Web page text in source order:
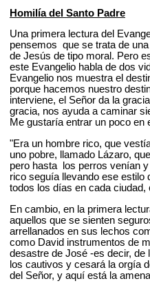
Homilía del Santo Padre
Una primera lectura del
pensemos que se trata de
de Jesús de tipo moral. Pero
este Evangelio habla de dos
Evangelio nos muestra el
porque hacemos nuestro
interviene, el Señor da la
gracia, nos ayuda a caminar
Me gustaría entrar un poco en
"Era un hombre rico, que
uno pobre, llamado Lázaro,
pero hasta los perros venían
rico seguía llevando ese estilo
todos los días en cada ciudad,
En cambio, en la primera
aquellos que se sienten
arrellanados en sus lechos
como David instrumentos de
desastre de José -es decir, de
los cautivos y cesará la orgía
del Señor, y aquí está la